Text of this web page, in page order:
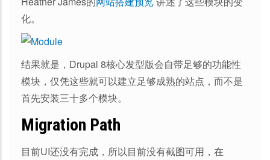
化。
结果就是，Drupal 8核心发型版会自带足够的功能性
模块，仅凭这些就可以建立足够成熟的站点，而不是
首先安装三十多个模块。
Migration Path
目前UI还没有完成，所以目前没有截图可用，在